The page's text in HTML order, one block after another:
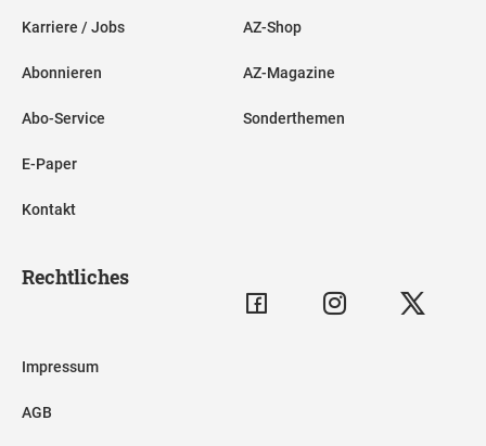
Karriere / Jobs
Abonnieren
Abo-Service
E-Paper
Kontakt
AZ-Shop
AZ-Magazine
Sonderthemen
Rechtliches
Impressum
AGB